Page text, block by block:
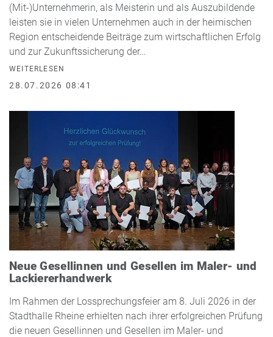
(Mit-)Unternehmerin, als Meisterin und als Auszubildende
leisten sie in vielen Unternehmen auch in der heimischen
Region entscheidende Beiträge zum wirtschaftlichen Erfolg
und zur Zukunftssicherung der…
WEITERLESEN
28.07.2026 08:41
Neue Gesellinnen und Gesellen im Maler- und
Lackiererhandwerk
Im Rahmen der Lossprechungsfeier am 8. Juli 2026 in der
Stadthalle Rheine erhielten nach ihrer erfolgreichen Prüfung
die neuen Gesellinnen und Gesellen im Maler- und